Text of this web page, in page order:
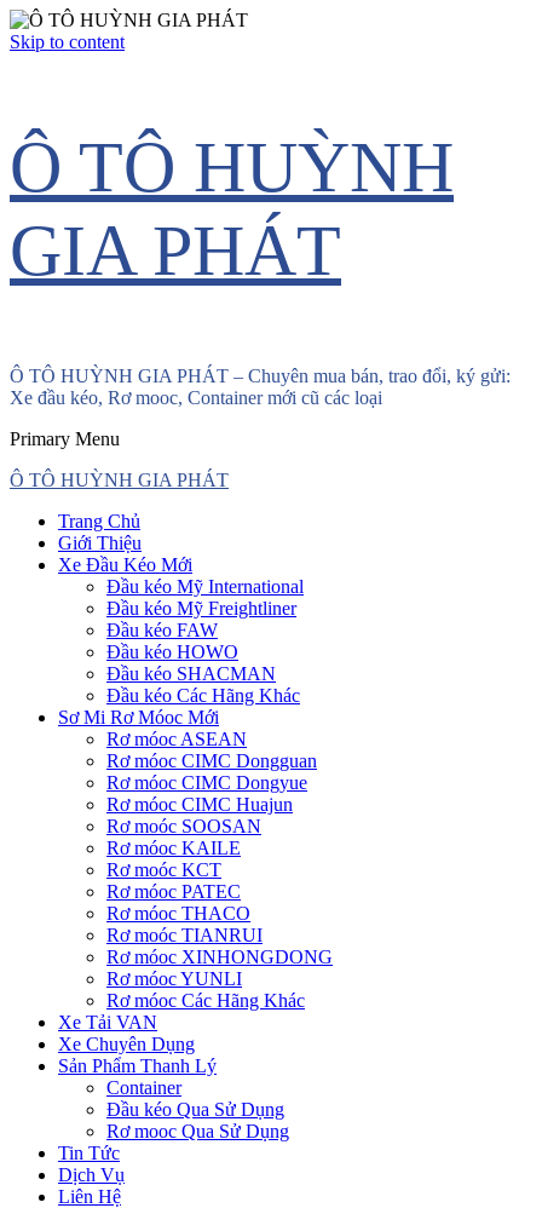
Skip to content
Ô TÔ HUỲNH
GIA PHÁT
Ô TÔ HUỲNH GIA PHÁT – Chuyên mua bán, trao đổi, ký gửi:
Xe đầu kéo, Rơ mooc, Container mới cũ các loại
Primary Menu
Ô TÔ HUỲNH GIA PHÁT
Trang Chủ
Giới Thiệu
Xe Đầu Kéo Mới
Đầu kéo Mỹ International
Đầu kéo Mỹ Freightliner
Đầu kéo FAW
Đầu kéo HOWO
Đầu kéo SHACMAN
Đầu kéo Các Hãng Khác
Sơ Mi Rơ Móoc Mới
Rơ móoc ASEAN
Rơ móoc CIMC Dongguan
Rơ móoc CIMC Dongyue
Rơ móoc CIMC Huajun
Rơ moóc SOOSAN
Rơ móoc KAILE
Rơ moóc KCT
Rơ móoc PATEC
Rơ móoc THACO
Rơ moóc TIANRUI
Rơ móoc XINHONGDONG
Rơ móoc YUNLI
Rơ móoc Các Hãng Khác
Xe Tải VAN
Xe Chuyên Dụng
Sản Phẩm Thanh Lý
Container
Đầu kéo Qua Sử Dụng
Rơ mooc Qua Sử Dụng
Tin Tức
Dịch Vụ
Liên Hệ